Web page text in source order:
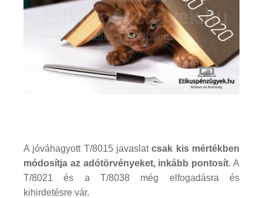
A jóváhagyott T/8015 javaslatcsak kis mértékben
módosítja az adótörvényeket, inkább pontosít. A
T/8021 és a T/8038 még elfogadásra és
kihirdetésre vár.